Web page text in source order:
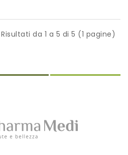
Risultati da 1 a 5 di 5 (1 pagine)